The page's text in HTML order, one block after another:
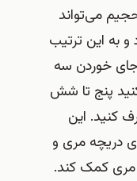
می‌تواند
به این ترتیب
جای خوردن سه
پنج تا شش
کنید. این
دریچه مری و
کمک کند.